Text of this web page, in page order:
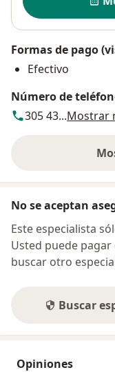
Formas de pago
Efectivo
Número de
305 43...Mostrar
No se aceptan
Este especialista
Usted puede
buscar otro
Buscar
Opiniones